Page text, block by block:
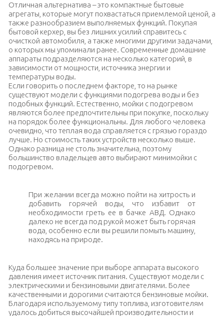
Отличная альтернатива – это компактные бытовые
агрегаты, которые могут похвастаться приемлемой ценой, а
также разнообразием выполняемых функций. Покупая
бытовой керхер, вы без лишних усилий справитесь с
очисткой автомобиля, а также многими другими задачами,
о которых мы упоминали ранее. Современные домашние
аппараты подразделяются на несколько категорий, в
зависимости от мощности, источника энергии и
температуры воды.
Если говорить о последнем факторе, то на рынке
существуют модели с функциями подогрева воды и без
подобных функций. Естественно, мойки с подогревом
являются более предпочтительны при покупке, поскольку
на порядок более функциональны. Для любого человека
очевидно, что теплая вода справляется с грязью гораздо
лучше. Но стоимость таких устройств несколько выше.
Однако разница не столь значительна, поэтому
большинство владельцев авто выбирают минимойки с
подогревом.
При желании всегда можно пойти на хитрость и
добавить горячей воды, что избавит от
необходимости греть ее в бачке АВД. Однако
далеко не всегда под рукой может быть горячая
вода, особенно если вы решили помыть машину,
находясь на природе.
Куда большее значение при выборе аппарата высокого
давления имеет источник питания. Существуют модели с
электрическими и бензиновыми двигателями. Более
качественными и дорогими считаются бензиновые мойки.
Благодаря используемому типу топлива, изготовителям
удалось добиться высочайшей производительности и